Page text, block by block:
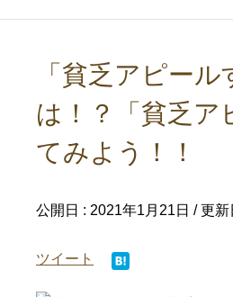
「貧乏アピー
は！？「貧乏ア
てみよう！！
公開日 : 2021年1月21日 / 更新
ツイート